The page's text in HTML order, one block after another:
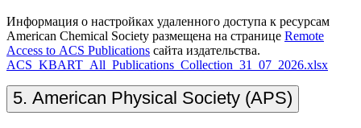
Информация о настройках удаленного доступа к ресурсам
American Chemical Society размещена на странице Remote
Access to ACS Publications сайта издательства.
ACS_KBART_All_Publications_Collection_31_07_2026.xlsx
5. American Physical Society (APS)